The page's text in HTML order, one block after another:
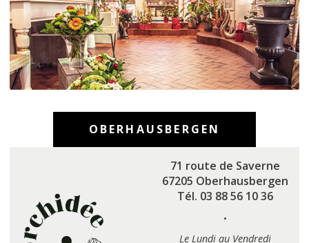
OBERHAUSBERGEN
71 route de Saverne
67205 Oberhausbergen
Tél. 03 88 56 10 36
·
Le Lundi au Vendredi